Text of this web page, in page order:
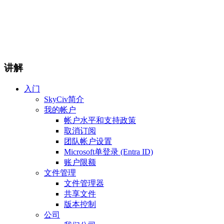
讲解
入门
SkyCiv简介
我的帐户
帐户水平和支持政策
取消订阅
团队帐户设置
Microsoft单登录 (Entra ID)
账户限额
文件管理
文件管理器
共享文件
版本控制
公司